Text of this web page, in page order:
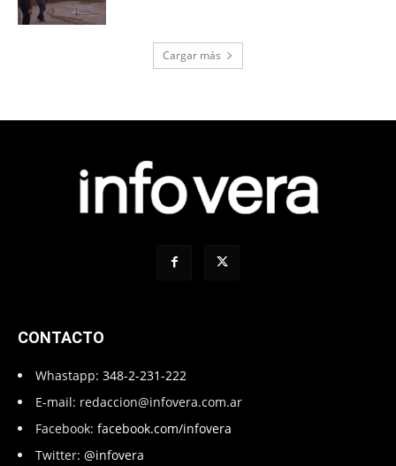
Cargar más
CONTACTO
Whastapp: 348-2-231-222
E-mail: redaccion@infovera.com.ar
Facebook: facebook.com/infovera
Twitter: @infovera